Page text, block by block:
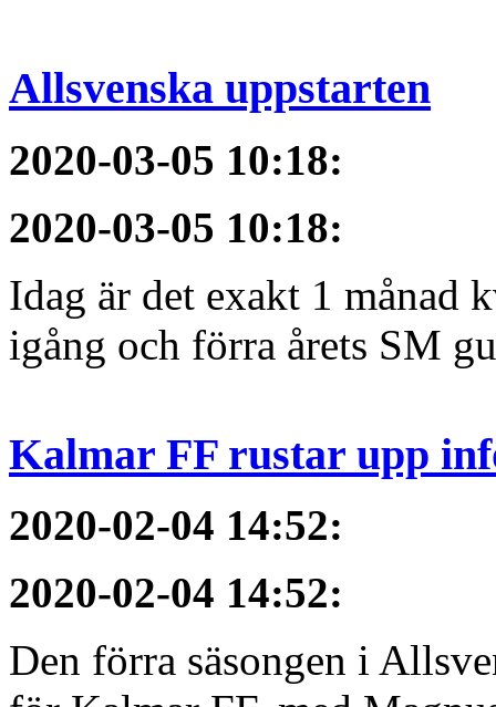
Allsvenska uppstarten
2020-03-05 10:18:
2020-03-05 10:18:
Idag är det exakt 1 månad
igång och förra årets SM
Kalmar FF rustar upp
2020-02-04 14:52:
2020-02-04 14:52:
Den förra säsongen i